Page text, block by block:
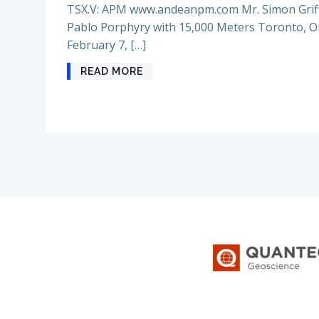
TSX.V: APM www.andeanpm.com Mr. Simon
Pablo Porphyry with 15,000 Meters Toronto,
February 7, […]
READ MORE